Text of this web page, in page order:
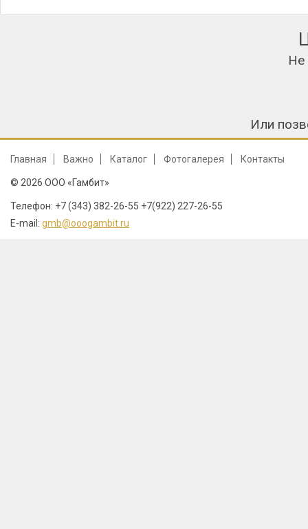
Не
Или
Главная Важно Каталог Фотогалерея Контакты
© 2026 ООО «Гамбит»
Телефон: +7 (343) 382-26-55 +7(922) 227-26-55
E-mail: gmb@ooogambit.ru